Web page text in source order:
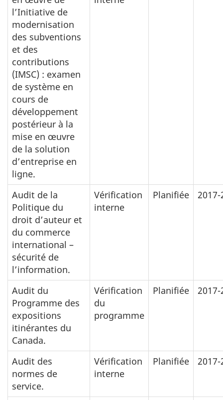
l’Initiative de
modernisation
des subventions
et des
contributions
(IMSC) : examen
de système en
cours de
développement
postérieur à la
mise en œuvre
de la solution
d’entreprise en
ligne.
Audit de la
Politique du
droit d’auteur et
du commerce
international –
sécurité de
l’information.
Vérification
interne
Planifiée
Audit du
Programme des
expositions
itinérantes du
Canada.
Vérification
du
programme
Planifiée
Audit des
normes de
service.
Vérification
interne
Planifiée